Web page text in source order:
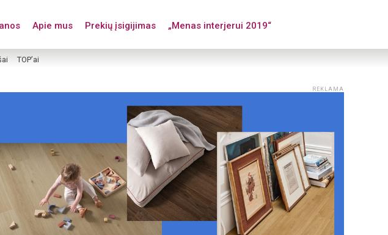
Apie mus Prekių įsigijimas „Menas interjerui 2019“
TOP’ai
REKLAMA